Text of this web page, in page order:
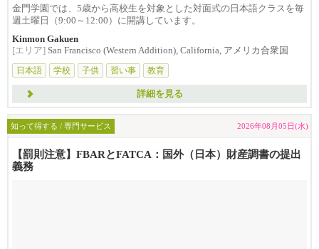
金門学園では、5歳から高校生を対象とした対面式の日本語クラスを毎
週土曜日（9:00～12:00）に開講しています。
Kinmon Gakuen
[エリア] San Francisco (Western Addition), California, アメリカ合衆国
日本語
学校 子供 習い事 教育
詳細を見る
知って得する / 専門サービス 2026年08月05日(水)
【罰則注意】FBARとFATCA：国外（日本）財産調書の提出
義務